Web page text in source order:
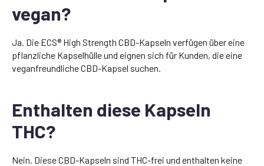
vegan?
Ja. Die ECS® High Strength CBD-Kapseln verfügen über eine
pflanzliche Kapselhülle und eignen sich für Kunden, die eine
veganfreundliche CBD-Kapsel suchen.
Enthalten diese Kapseln
THC?
Nein. Diese CBD-Kapseln sind THC-frei und enthalten keine